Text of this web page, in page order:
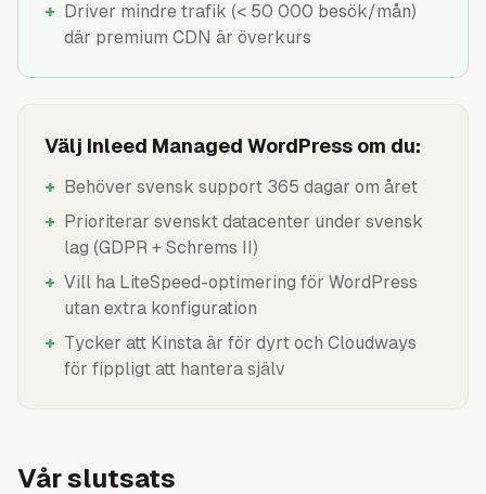
+ Driver mindre trafik (< 50 000 besök/mån)
där premium CDN är överkurs
Välj Inleed Managed WordPress om du:
+ Behöver svensk support 365 dagar om året
+ Prioriterar svenskt datacenter under svensk
lag (GDPR + Schrems II)
+ Vill ha LiteSpeed-optimering för WordPress
utan extra konfiguration
+ Tycker att Kinsta är för dyrt och Cloudways
för fippligt att hantera själv
Vår slutsats